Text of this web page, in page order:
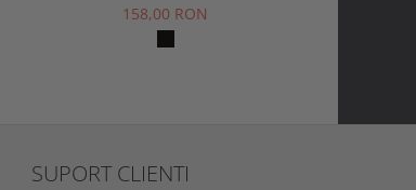
158,00 RON
SUPORT CLIENTI